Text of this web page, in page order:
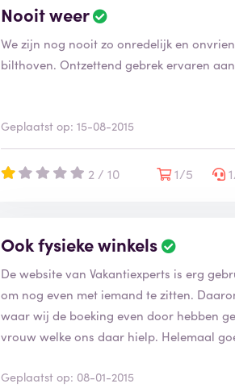
Nooit weer
We zijn nog nooit zo onredelijk en
bilthoven. Ontzettend gebrek ervaren
Geplaatst op: 15-08-2015
2 / 10 1/5
Ook fysieke winkels
De website van Vakantiexperts is erg
om nog even met iemand te zitten.
waar wij de boeking even door hebben
vrouw welke ons daar hielp. Helemaal
Geplaatst op: 08-01-2015